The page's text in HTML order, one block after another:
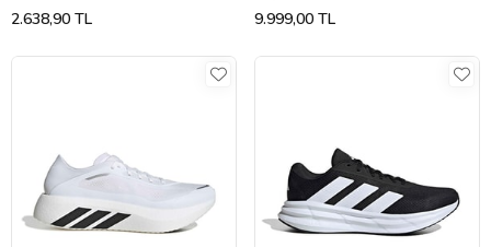
2.638,90 TL 9.999,00 TL